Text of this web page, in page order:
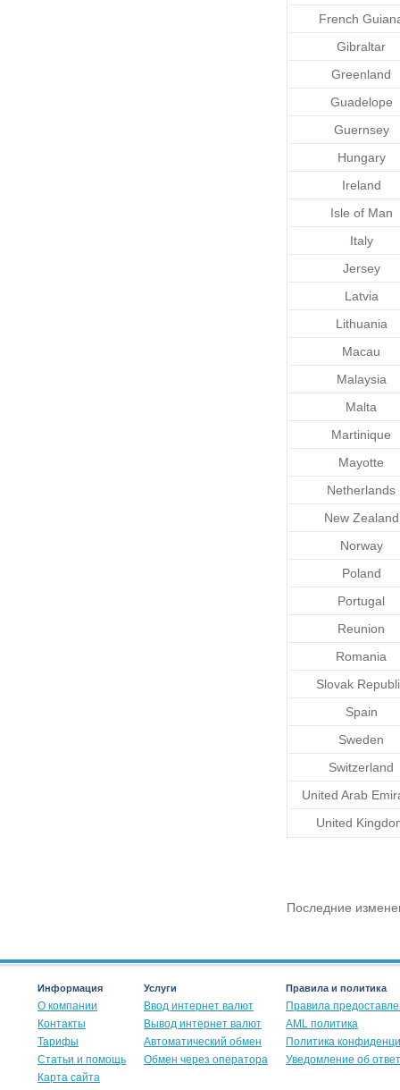
French
Gibraltar
Greenland
Guadelope
Guernsey
Hungary
Ireland
Isle of Man
Italy
Jersey
Latvia
Lithuania
Macau
Malaysia
Malta
Martinique
Mayotte
Netherlands
New Zealand
Norway
Poland
Portugal
Reunion
Romania
Slovak
Spain
Sweden
Switzerland
United Arab
United
Последние
Информация
О компании
Контакты
Тарифы
Статьи и помощь
Карта сайта
Услуги
Ввод интернет валют
Вывод интернет валют
Автоматический обмен
Обмен через оператора
Правила и политика
Правила
AML политика
Политика
Уведомление об